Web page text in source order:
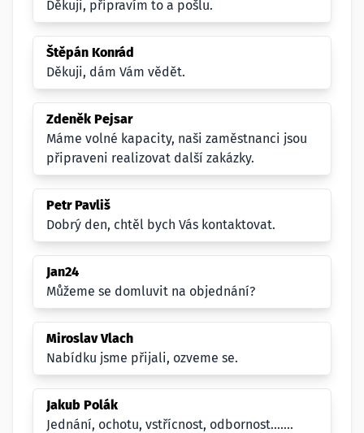
Děkuji, připravím to a pošlu.
Štěpán Konrád
Děkuji, dám Vám vědět.
Zdeněk Pejsar
Máme volné kapacity, naši zaměstnanci jsou
připraveni realizovat další zakázky.
Petr Pavliš
Dobrý den, chtěl bych Vás kontaktovat.
Jan24
Můžeme se domluvit na objednání?
Miroslav Vlach
Nabídku jsme přijali, ozveme se.
Jakub Polák
Jednání, ochotu, vstřícnost, odbornost.......